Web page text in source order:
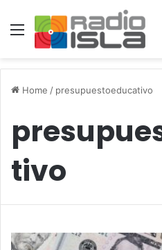
Menu
Home / presupuestoeducativo
tivo